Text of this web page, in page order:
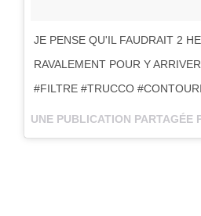
JE PENSE QU'IL FAUDRAIT 2
RAVALEMENT POUR Y
#FILTRE #TRUCCO
UNE PUBLICATION PARTAGÉE